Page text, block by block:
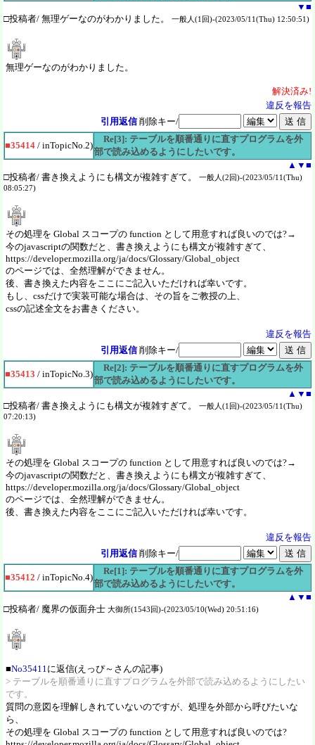
▼ ■
□投稿者/ 無理ゲーなのがわかりました。
一般人(1回)-(2023/05/11(Thu) 12:50:51)
無理ゲーなのがわかりました。
解決済み!
違反を報告
引用返信 削除キー/
■35414 / inTopicNo.2)
Re[3]: テーブルを順番通りに直すプログラムを外
部で読み込めるようにしたいです。
▲ ▼ ■
□投稿者/ 書き換えようにも構文が複雑すぎて。
一般人(2回)-(2023/05/11(Thu)
08:05:27)
その処理を Global スコープの function として用意すれば良いのでは?→
今のjavascriptの関数だと、書き換えようにも構文が複雑すぎて、
https://developer.mozilla.org/ja/docs/Glossary/Global_object
のページでは、全然理解ができません。
後、書き換えた内容をここにご記入いただければ幸いです。
もし、cssだけで実装可能な場合は、その旨をご教授の上、
cssの記述全文をお書きください。
違反を報告
引用返信 削除キー/
■35413 / inTopicNo.3)
Re[2]: テーブルを順番通りに直すプログラムを外
部で読み込めるようにしたいです。
▲ ▼ ■
□投稿者/ 書き換えようにも構文が複雑すぎて。
一般人(1回)-(2023/05/11(Thu)
07:20:13)
その処理を Global スコープの function として用意すれば良いのでは?→
今のjavascriptの関数だと、書き換えようにも構文が複雑すぎて、
https://developer.mozilla.org/ja/docs/Glossary/Global_object
のページでは、全然理解ができません。
後、書き換えた内容をここにご記入いただければ幸いです。
違反を報告
引用返信 削除キー/
■35412 / inTopicNo.4)
Re[1]: テーブルを順番通りに直すプログラムを外
部で読み込めるようにしたいです。
▲ ▼ ■
□投稿者/ 魔界の仮面弁士 大御所(1543回)-(2023/05/10(Wed) 20:51:16)
■No35411 に返信(えっぴ～さんの記事)
> テーブルを順番通りに直すプログラムを外部で読み込めるようにしたい
です。
質問の意図を理解しきれていないのですが、処理を外部から呼びたいな
ら、
その処理を Global スコープの function として用意すれば良いのでは?